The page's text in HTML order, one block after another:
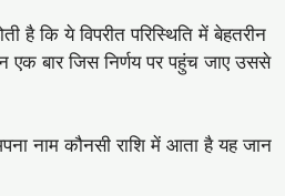
है कि ये विपरीत परिस्थिति में बेहतरीन
बार जिस निर्णय पर पहुंच जाए उससे
नाम कौनसी राशि में आता है यह जान